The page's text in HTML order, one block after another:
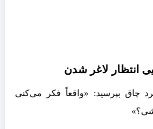
انتظار لاغر شدن
چاق بپرسید: «واقعاً فکر می‌کنی